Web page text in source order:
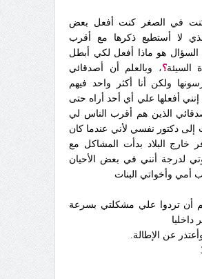
كنت في الصغر كنت أفعل بعض
الذي لا أستطيع ذكرها مع أقرب
السؤال هو ماذا أفعل لكي أبطل
السيئة؟، وبالعلم أن أصدقائي
ولكن أنا أكثر واحد فيهم
إنني أفعلها علي أي أحد أراه حتى
الذين هم أقرب الناس لي
إلى دكتور نفسي لأني عندما كان
خارج البلاد بدأت المشاكل مع
لدرجة أنني في بعض الأحيان
وأخواتي البنات
أن تردوا علي مشكلتي بسرعة
داخليا
عن الإطالة.